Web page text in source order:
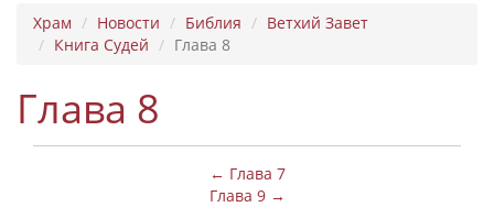
Храм Новости Библия
Ветхий Завет
Книга Судей
Глава 8
Глава 8
← Глава 7
Глава 9 →